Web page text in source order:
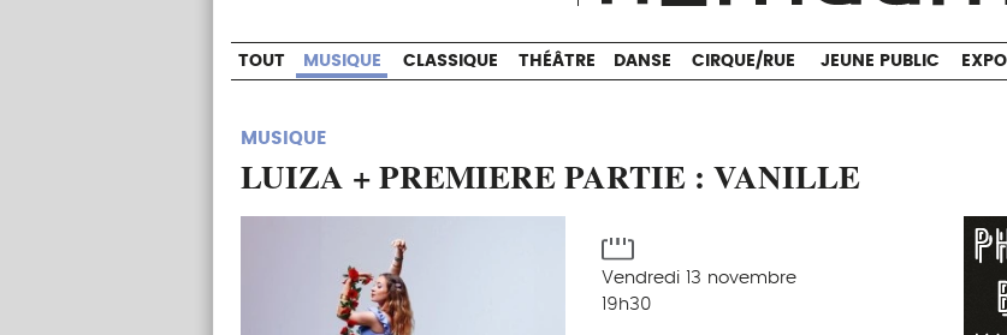
TOUT MUSIQUE CLASSIQUE THÉÂTRE DANSE CIRQUE/RUE JEUNE PUBLIC
MUSIQUE
LUIZA + PREMIERE PARTIE : VANILLE
Vendredi 13 novembre
19h30